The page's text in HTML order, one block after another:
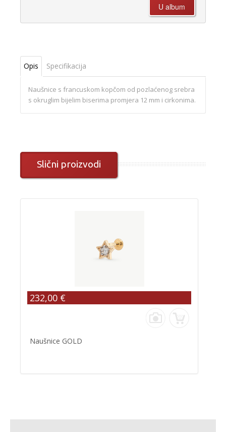
Opis Specifikacija
Naušnice s francuskom kopčom od pozlaćenog srebra
s okruglim bijelim biserima promjera 12 mm i cirkonima.
Slični proizvodi
232,00 €
Naušnice GOLD